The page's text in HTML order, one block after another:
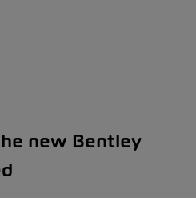
new Bentley